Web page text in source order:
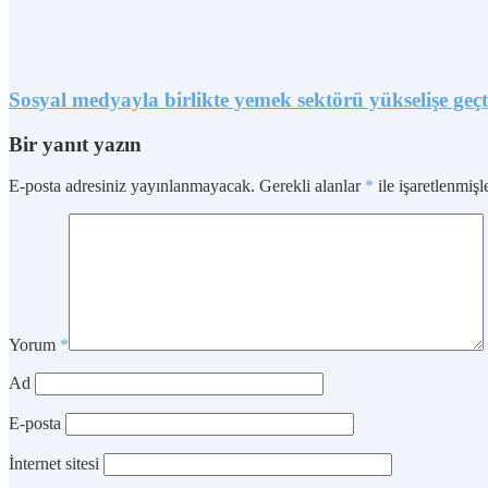
Sosyal medyayla birlikte yemek sektörü yükselişe
Bir yanıt yazın
E-posta adresiniz yayınlanmayacak. Gerekli alanlar * ile
Yorum *
Ad
E-posta
İnternet sitesi